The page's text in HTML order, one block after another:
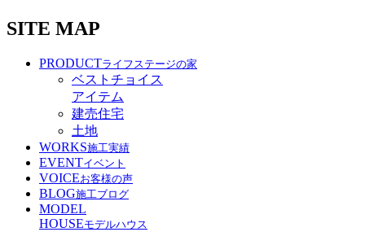
SITE MAP
PRODUCTライフステージの家
ベストチョイス
アイテム
建売住宅
土地
WORKS施工実績
EVENTイベント
VOICEお客様の声
BLOG施工ブログ
MODEL
HOUSEモデルハウス